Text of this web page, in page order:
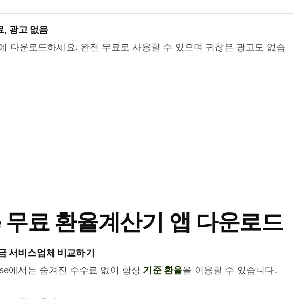
, 광고 없음
다운로드하세요. 완전 무료로 사용할 수 있으며 귀찮은 광고도 없습
료 환율계산기 앱 다운로드
서비스업체 비교하기
에서는 숨겨진 수수료 없이 항상 기준 환율을 이용할 수 있습니다.